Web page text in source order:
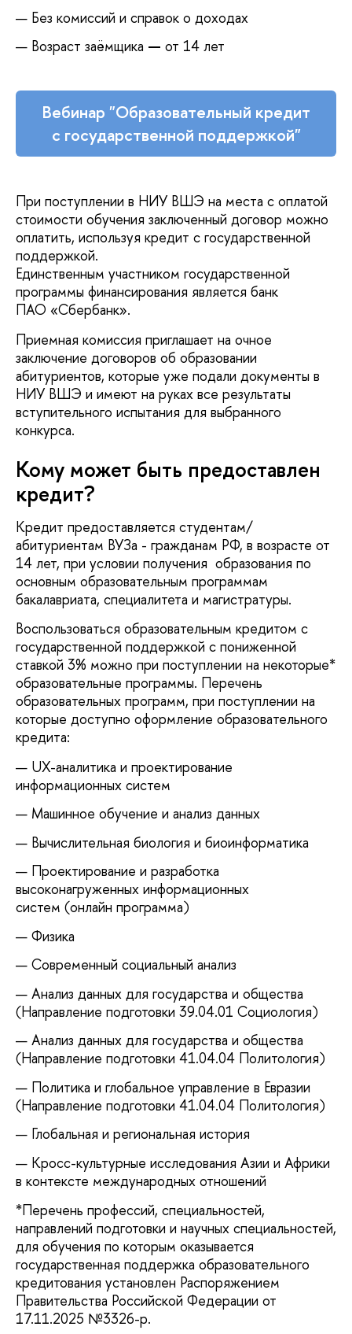
Без комиссий и справок о доходах
Возраст заёмщика — от 14 лет
Вебинар "Образовательный кредит
с государственной поддержкой"
При поступлении в НИУ ВШЭ на места с оплатой
стоимости обучения заключенный договор можно
оплатить, используя кредит с государственной
поддержкой.
Единственным участником государственной
программы финансирования является банк
ПАО «Сбербанк».
Приемная комиссия приглашает на очное
заключение договоров об образовании
абитуриентов, которые уже подали документы в
НИУ ВШЭ и имеют на руках все результаты
вступительного испытания для выбранного
конкурса.
Кому может быть предоставлен
кредит?
Кредит предоставляется студентам/
абитуриентам ВУЗа - гражданам РФ, в возрасте от
14 лет, при условии получения образования по
основным образовательным программам
бакалавриата, специалитета и магистратуры.
Воспользоваться образовательным кредитом с
государственной поддержкой с пониженной
ставкой 3% можно при поступлении на некоторые*
образовательные программы. Перечень
образовательных программ, при поступлении на
которые доступно оформление образовательного
кредита:
UX-аналитика и проектирование
информационных систем
Машинное обучение и анализ данных
Вычислительная биология и биоинформатика
Проектирование и разработка
высоконагруженных информационных
систем (онлайн программа)
Физика
Современный социальный анализ
Анализ данных для государства и общества
(Направление подготовки 39.04.01 Социология)
Анализ данных для государства и общества
(Направление подготовки 41.04.04 Политология)
Политика и глобальное управление в Евразии
(Направление подготовки 41.04.04 Политология)
Глобальная и региональная история
Кросс-культурные исследования Азии и Африки
в контексте международных отношений
*Перечень профессий, специальностей,
направлений подготовки и научных специальностей,
для обучения по которым оказывается
государственная поддержка образовательного
кредитования установлен Распоряжением
Правительства Российской Федерации от
17.11.2025 №3326-р.